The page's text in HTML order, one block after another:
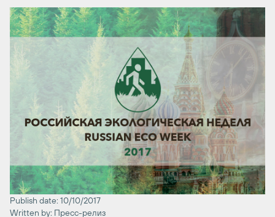
Publish date: 10/10/2017
Written by: Пресс-релиз